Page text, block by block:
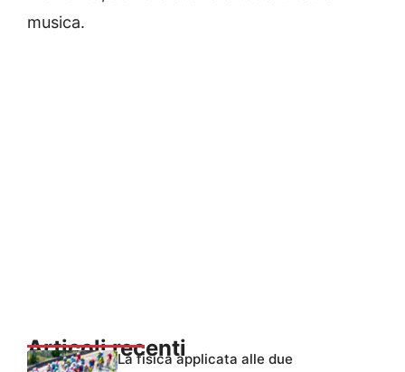
musica.
Articoli recentiLa fisica applicata alle due